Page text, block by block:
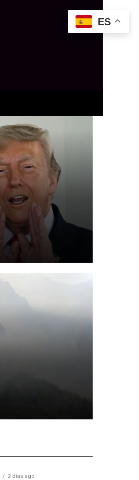
2 días ago
ES